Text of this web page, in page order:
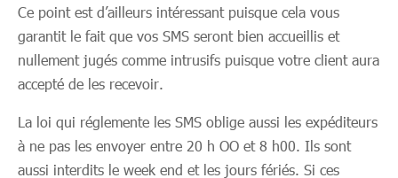
Ce point est d’ailleurs intéressant puisque cela vous
garantit le fait que vos SMS seront bien accueillis et
nullement jugés comme intrusifs puisque votre client aura
accepté de les recevoir.
La loi qui réglemente les SMS oblige aussi les expéditeurs
à ne pas les envoyer entre 20 h OO et 8 h00. Ils sont
aussi interdits le week end et les jours fériés. Si ces